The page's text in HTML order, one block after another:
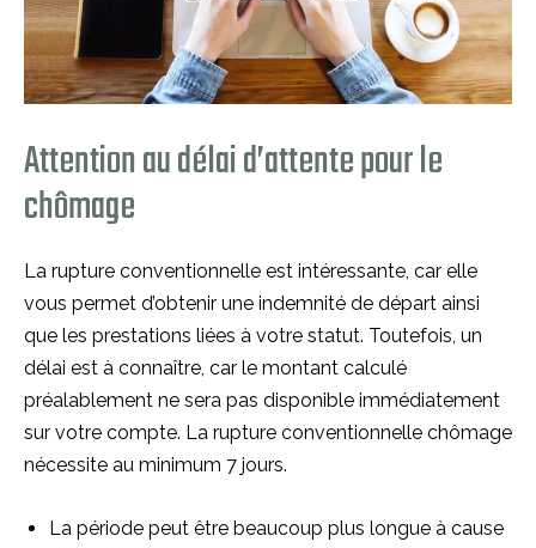
Attention au délai d’attente pour le
chômage
La rupture conventionnelle est intéressante, car elle
vous permet d’obtenir une indemnité de départ ainsi
que les prestations liées à votre statut. Toutefois, un
délai est à connaître, car le montant calculé
préalablement ne sera pas disponible immédiatement
sur votre compte. La rupture conventionnelle chômage
nécessite au minimum 7 jours.
La période peut être beaucoup plus longue à cause